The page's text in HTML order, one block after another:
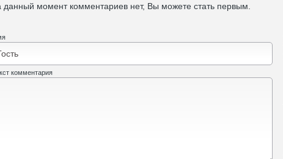
данный момент комментариев нет, Вы можете стать первым.
комментария